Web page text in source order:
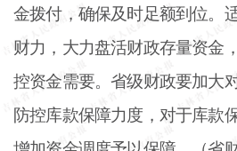
金拨付，确保及时足额到位。
财力，大力盘活财政存量资金
控资金需要。省级财政要加大
防控库款保障力度，对于库款